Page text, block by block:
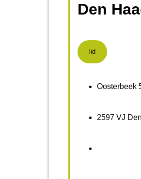
Den
lid
Oosterbeek
2597 VJ